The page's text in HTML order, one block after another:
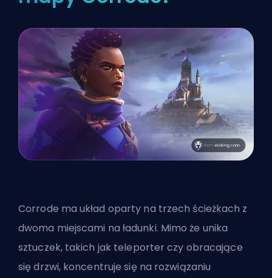
Corrode ma układ oparty na trzech ścieżkach z
dwoma miejscami na ładunki. Mimo że unika
sztuczek, takich jak teleporter czy obracające
się drzwi, koncentruje się na rozwiązaniu